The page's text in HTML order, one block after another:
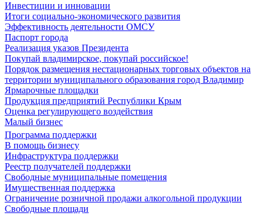
Инвестиции и инновации
Итоги социально-экономического развития
Эффективность деятельности ОМСУ
Паспорт города
Реализация указов Президента
Покупай владимирское, покупай российское!
Порядок размещения нестационарных торговых объектов на
территории муниципального образования город Владимир
Ярмарочные площадки
Продукция предприятий Республики Крым
Оценка регулирующего воздействия
Малый бизнес
Программа поддержки
В помощь бизнесу
Инфраструктура поддержки
Реестр получателей поддержки
Свободные муниципальные помещения
Имущественная поддержка
Ограничение розничной продажи алкогольной продукции
Свободные площади